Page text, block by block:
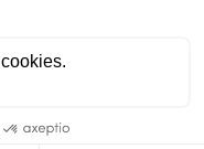
cookies